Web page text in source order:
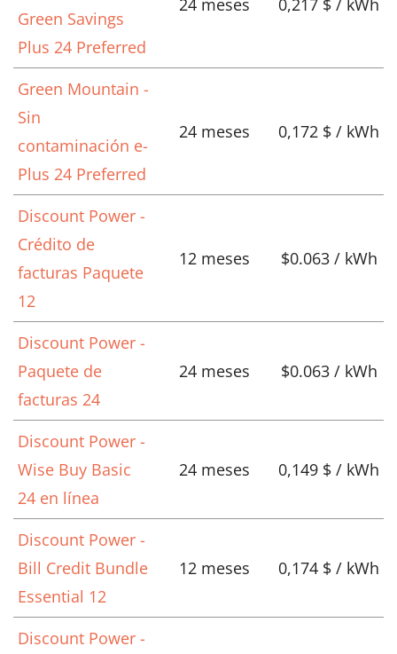
Green Savings
Plus 24 Preferred
24 meses 0,217 $ / kWh
Green Mountain -
Sin
contaminación e-
Plus 24 Preferred
24 meses 0,172 $ / kWh
Discount Power -
Crédito de
facturas Paquete
12
12 meses $0.063 / kWh
Discount Power -
Paquete de
facturas 24
24 meses $0.063 / kWh
Discount Power -
Wise Buy Basic
24 en línea
24 meses 0,149 $ / kWh
Discount Power -
Bill Credit Bundle
Essential 12
12 meses 0,174 $ / kWh
Discount Power -